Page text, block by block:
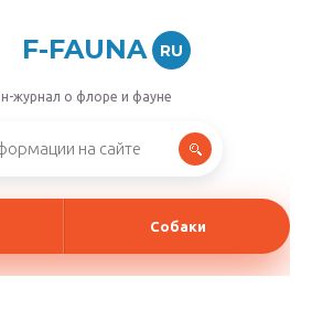
F-FAUNA RU
журнал о флоре и фауне
Собаки